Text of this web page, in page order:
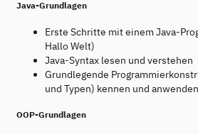
Java-Grundlagen
Erste Schritte mit einem Java-
Hallo Welt)
Java-Syntax lesen und verstehen
Grundlegende
und Typen) kennen und anwenden
OOP-Grundlagen